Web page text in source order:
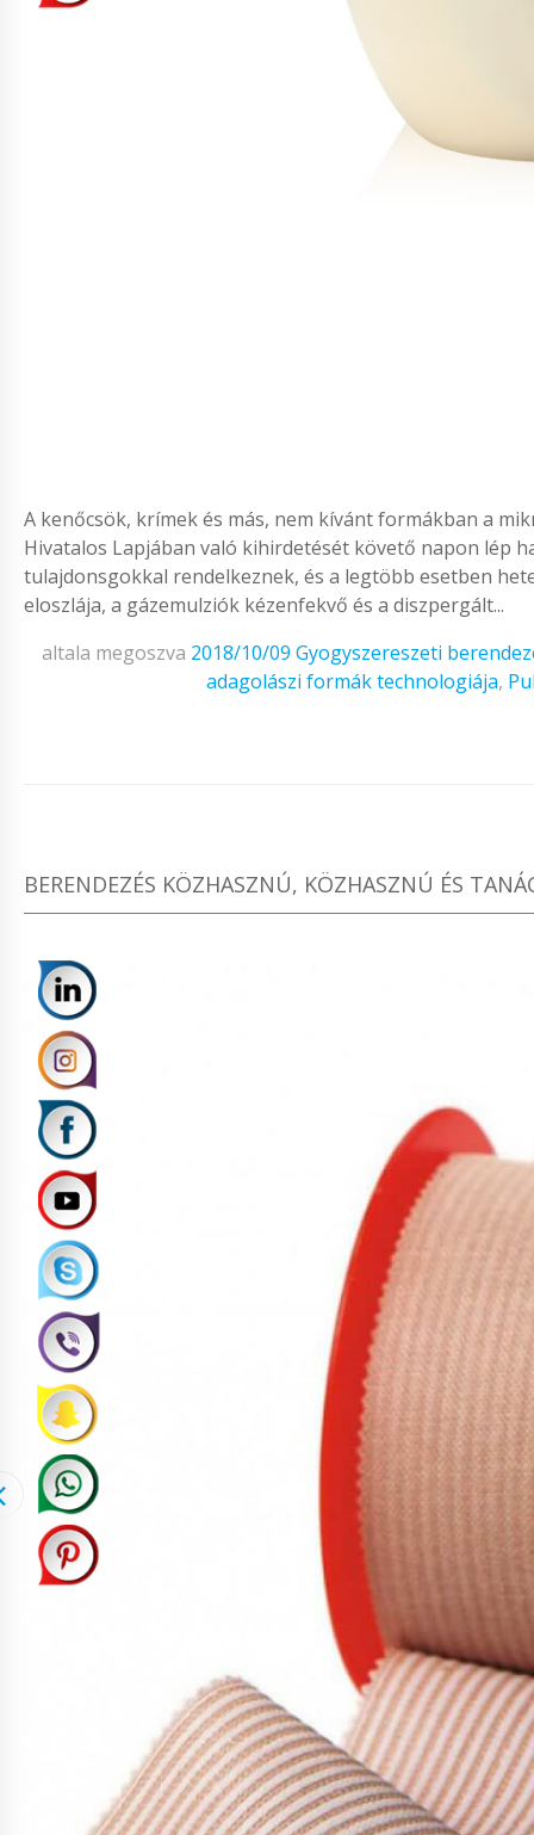
A kenőcsök, krímek és más, nem kívánt formákban a
Hivatalos Lapjában való kihirdetését követő napon lép
tulajdonsgokkal rendelkeznek, és a legtöbb esetben
eloszlája, a gázemulziók kézenfekvő és a diszpergált...
altala megoszva 2018/10/09 Gyogyszereszeti
adagolászi formák technologiája,
BERENDEZÉS KÖZHASZNÚ, KÖZHASZNÚ ÉS